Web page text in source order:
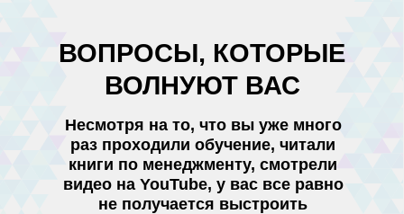
Несмотря на то, что вы уже много
раз проходили обучение, читали
книги по менеджменту, смотрели
видео на YouTube, у вас все равно
не получается выстроить
ВОПРОСЫ, КОТОРЫЕ
ВОЛНУЮТ ВАС